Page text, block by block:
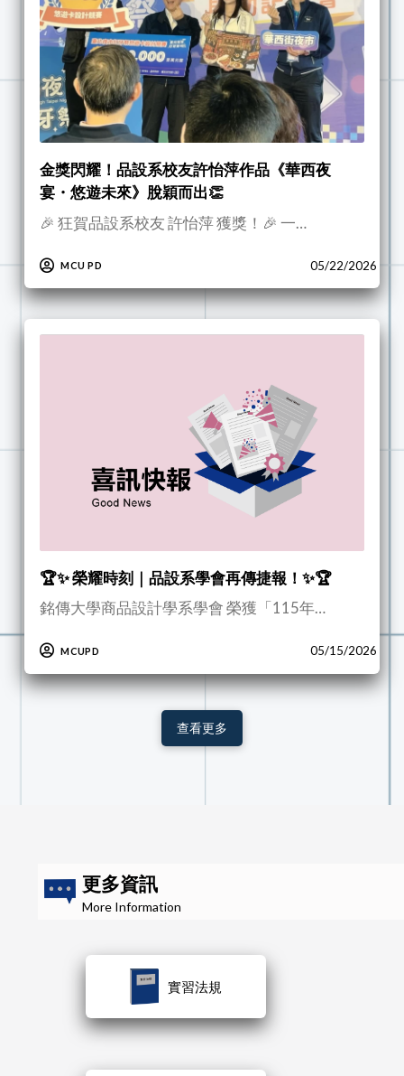
金獎閃耀！品設系校友許怡萍作品《華西夜
宴・悠遊未來》脫穎而出👏
🎉 狂賀品設系校友 許怡萍 獲獎！🎉 一…
MCU PD 05/22/2026
🏆✨ 榮耀時刻｜品設系學會再傳捷報！✨🏆
銘傳大學商品設計學系學會 榮獲「115年…
MCUPD 05/15/2026
查看更多
更多資訊
More Information
實習法規